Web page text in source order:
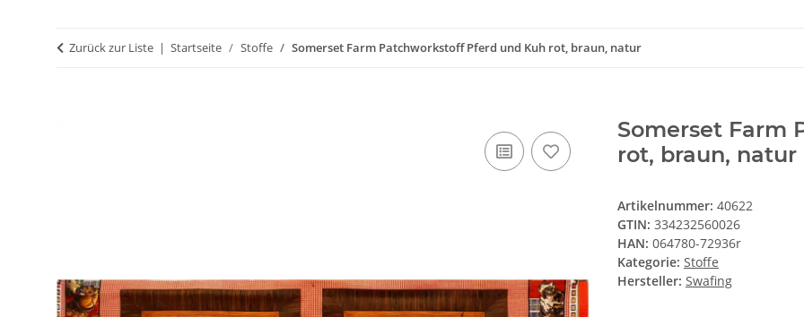
Zurück zur Liste Startseite Stoffe Somerset Farm Patchworkstoff Pferd und Kuh rot, braun, natur
Somerset Farm
rot, braun, natur
Artikelnummer: 40622
GTIN: 334232560026
HAN: 064780-72936r
Kategorie: Stoffe
Hersteller: Swafing